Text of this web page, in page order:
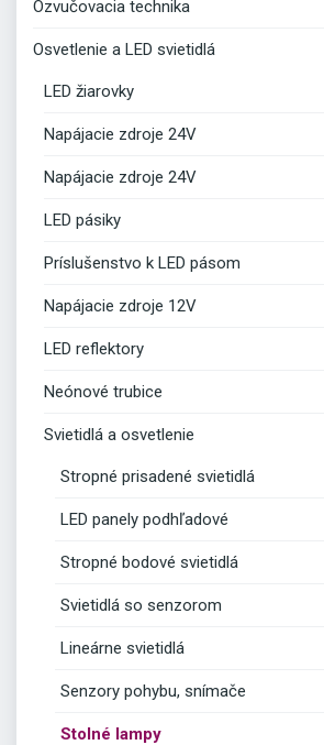
Ozvučovacia technika
Osvetlenie a LED svietidlá
LED žiarovky
Napájacie zdroje 24V
Napájacie zdroje 24V
LED pásiky
Príslušenstvo k LED pásom
Napájacie zdroje 12V
LED reflektory
Neónové trubice
Svietidlá a osvetlenie
Stropné prisadené svietidlá
LED panely podhľadové
Stropné bodové svietidlá
Svietidlá so senzorom
Lineárne svietidlá
Senzory pohybu, snímače
Stolné lampy